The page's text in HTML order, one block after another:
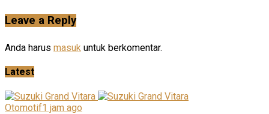
Leave a Reply
Anda harus masuk untuk berkomentar.
Latest
Otomotif1 jam ago